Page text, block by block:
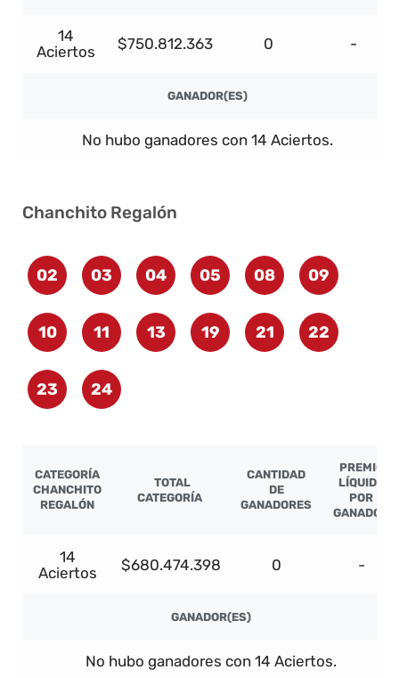
14
Aciertos
$750.812.363 0 -
GANADOR(ES)
No hubo ganadores con 14 Aciertos.
Chanchito Regalón
02 03 04 05 08 09
10 11 13 19 21 22
23 24
CATEGORÍA
CHANCHITO
REGALÓN
TOTAL
CATEGORÍA
CANTIDAD
DE
GANADORES
PREMIO
LÍQUIDO
POR
GANADOR
14
Aciertos
$680.474.398 0 -
GANADOR(ES)
No hubo ganadores con 14 Aciertos.